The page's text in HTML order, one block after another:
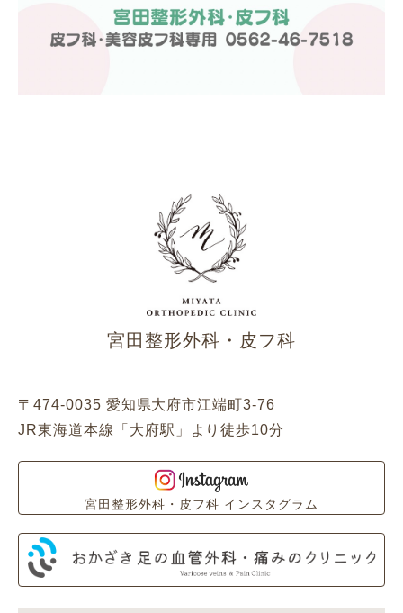
宮田整形外科・皮フ科
〒474-0035 愛知県大府市江端町3-76
JR東海道本線「大府駅」より徒歩10分
宮田整形外科・皮フ科 インスタグラム